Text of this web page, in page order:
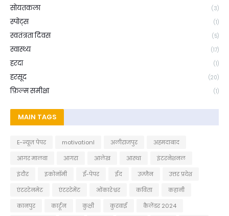
सोयतकला (3)
स्पोट्स (1)
स्वतंत्रता दिवस (5)
स्वास्थ्य (17)
हरदा (1)
हरसूद (20)
फ़िल्म समीक्षा (1)
MAIN TAGS
E-न्यूज़ पेपर motivationl अलीराजपुर
अहमदाबाद
आगर मालवा
आगरा आलेख आस्था
इंटरनेशनल
इंदौर
इकोनॉमी ई-पेपर ईद उज्जैन
उत्तर प्रदेश
एंटरटेनमेट
एंटरटेमेंट ओंकारेश्वर कविता
कहानी
कानपुर
कार्टून कुक्षी कुरवाई
कैलेंडर 2024